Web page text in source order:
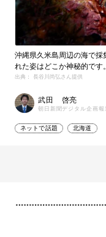
沖縄県久米島周辺の海で採
れた姿はどこか神秘的です。
出典： 長谷川尚弘さん提供
武田 啓亮
朝日新聞デジタル企画報
ネットで話題 北海道